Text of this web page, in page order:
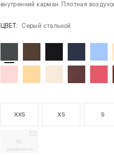
внутренний карман. Плотная
ЦВЕТ: Серый стальной
XXS XS S
XL
уведомить